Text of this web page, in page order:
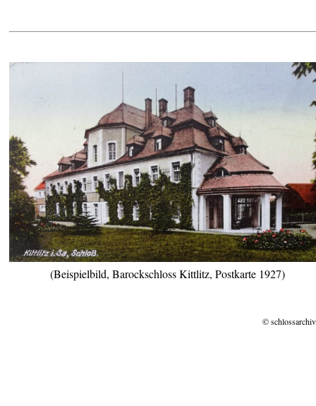
(Beispielbild, Barockschloss Kittlitz, Postkarte 1927)
©